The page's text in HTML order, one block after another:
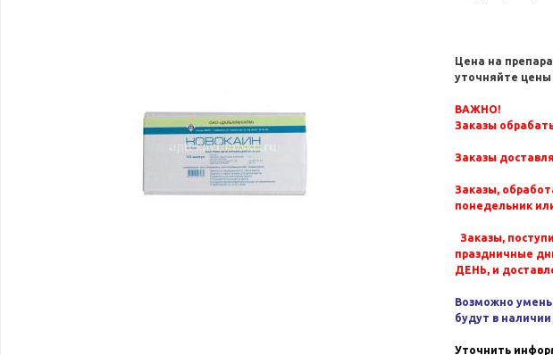
Цена на
уточняйте
ВАЖНО!
Заказы
Заказы
Заказы,
понедельник
Заказы,
праздничные
ДЕНЬ, и
Возможно
будут в
Уточнить